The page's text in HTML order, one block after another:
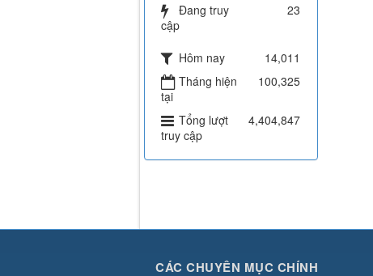
Đang truy
cập
23
Hôm nay
14,011
Tháng hiện
tại
100,325
Tổng lượt
truy cập
4,404,847
CÁC CHUYÊN MỤC CHÍNH